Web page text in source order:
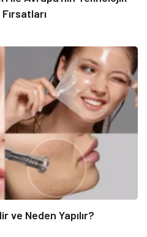
ve Neden Yapılır?